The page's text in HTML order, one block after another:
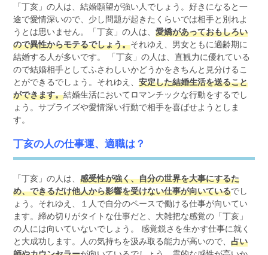
「丁亥」の人は、結婚願望が強い人でしょう。好きになると一
途で愛情深いので、少し問題が起きたくらいでは相手と別れよ
うとは思いません。「丁亥」の人は、愛嬌があっておもしろい
ので異性からモテるでしょう。それゆえ、男女ともに適齢期に
結婚する人が多いです。 「丁亥」の人は、直観力に優れている
ので結婚相手としてふさわしいかどうかをきちんと見分けるこ
とができるでしょう。それゆえ、安定した結婚生活を送ること
ができます。結婚生活においてロマンチックな行動をするでし
ょう。サプライズや愛情深い行動で相手を喜ばせようとしま
す。
丁亥の人の仕事運、適職は？
「丁亥」の人は、感受性が強く、自分の世界を大事にするた
め、できるだけ他人から影響を受けない仕事が向いているでし
ょう。それゆえ、１人で自分のペースで働ける仕事が向いてい
ます。締め切りがタイトな仕事だと、大雑把な感覚の「丁亥」
の人には向いていないでしょう。 感覚鋭さを生かす仕事に就く
と大成功します。人の気持ちを汲み取る能力が高いので、占い